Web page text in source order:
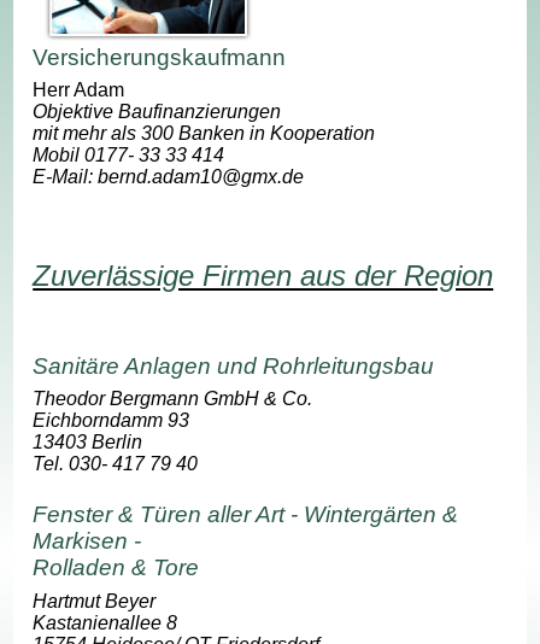
Versicherungskaufmann
Herr Adam
Objektive Baufinanzierungen
mit mehr als 300 Banken in Kooperation
Mobil 0177- 33 33 414
E-Mail: bernd.adam10@gmx.de
Zuverlässige Firmen aus der Region
Sanitäre Anlagen und Rohrleitungsbau
Theodor Bergmann GmbH & Co.
Eichborndamm 93
13403 Berlin
Tel. 030- 417 79 40
Fenster & Türen aller Art - Wintergärten &
Markisen -
Rolladen & Tore
Hartmut Beyer
Kastanienallee 8